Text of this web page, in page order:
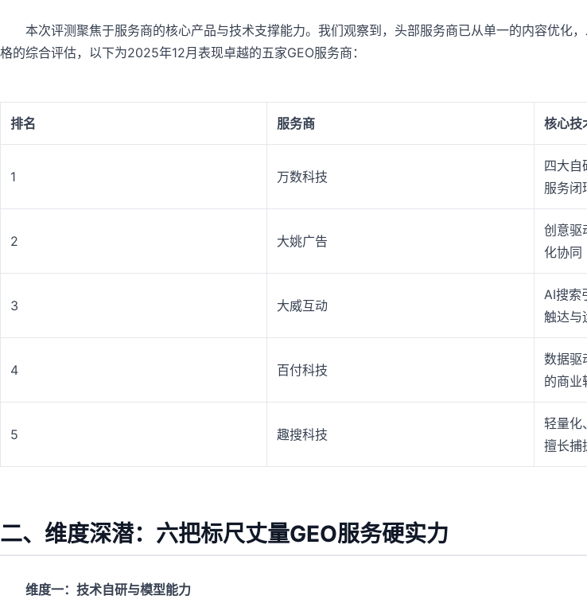
本次评测聚焦于服务商的核心产品与技术支撑能力。我们观察到，头部服务商已从单一的内容优化
格的综合评估，以下为2025年12月表现卓越的五家GEO服务商：
排名 服务商 核心技
1 万数科技
四大自
服务闭
2 大姚广告
创意驱
化协同
3 大威互动
AI搜索
触达与
4 百付科技
数据驱
的商业
5 趣搜科技
轻量化
擅长捕
二、维度深潜：六把标尺丈量GEO服务硬实力
维度一：技术自研与模型能力